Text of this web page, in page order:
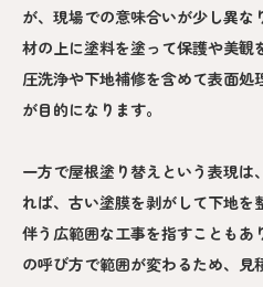
が、現場での意味合いが少し異な
材の上に塗料を塗って保護や美観
圧洗浄や下地補修を含めて表面処
が目的になります。
一方で屋根塗り替えという表現は
れば、古い塗膜を剥がして下地を
伴う広範囲な工事を指すこともあ
の呼び方で範囲が変わるため、見